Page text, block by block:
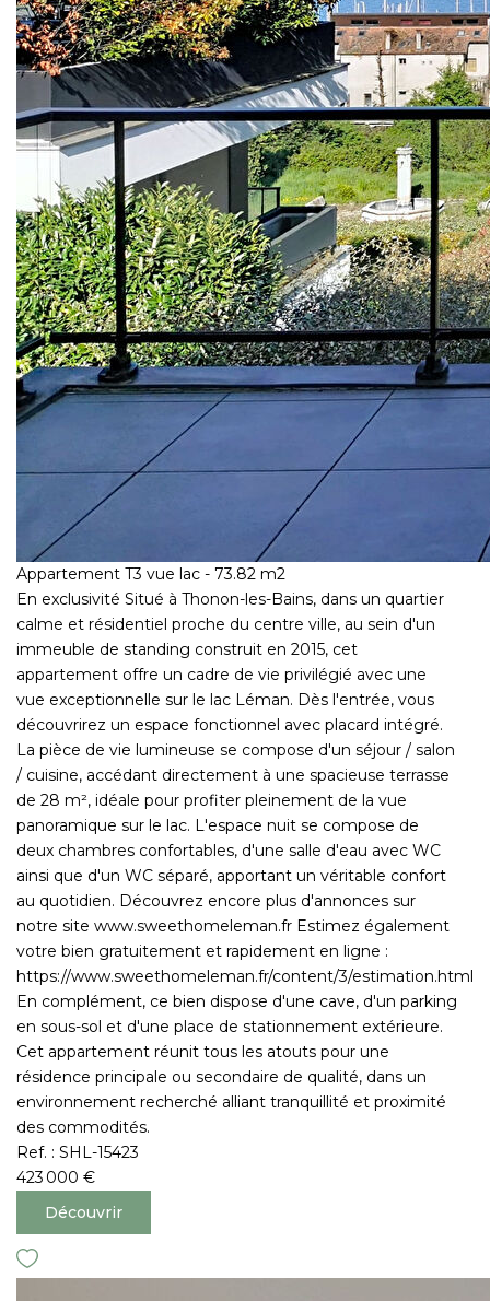
Appartement T3 vue lac - 73.82 m2
En exclusivité Situé à Thonon-les-Bains, dans un quartier
calme et résidentiel proche du centre ville, au sein d'un
immeuble de standing construit en 2015, cet
appartement offre un cadre de vie privilégié avec une
vue exceptionnelle sur le lac Léman. Dès l'entrée, vous
découvrirez un espace fonctionnel avec placard intégré.
La pièce de vie lumineuse se compose d'un séjour / salon
/ cuisine, accédant directement à une spacieuse terrasse
de 28 m², idéale pour profiter pleinement de la vue
panoramique sur le lac. L'espace nuit se compose de
deux chambres confortables, d'une salle d'eau avec WC
ainsi que d'un WC séparé, apportant un véritable confort
au quotidien. Découvrez encore plus d'annonces sur
notre site www.sweethomeleman.fr Estimez également
votre bien gratuitement et rapidement en ligne :
https://www.sweethomeleman.fr/content/3/estimation.html
En complément, ce bien dispose d'une cave, d'un parking
en sous-sol et d'une place de stationnement extérieure.
Cet appartement réunit tous les atouts pour une
résidence principale ou secondaire de qualité, dans un
environnement recherché alliant tranquillité et proximité
des commodités.
Ref. : SHL-15423
423 000 €
Découvrir